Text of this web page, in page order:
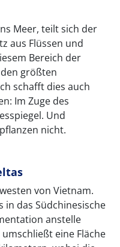
Meer, teilt sich der
aus Flüssen und
Bereich der
größten
schafft dies auch
Im Zuge des
Und
nicht.
von Vietnam.
in das Südchinesische
anstelle
eine Fläche